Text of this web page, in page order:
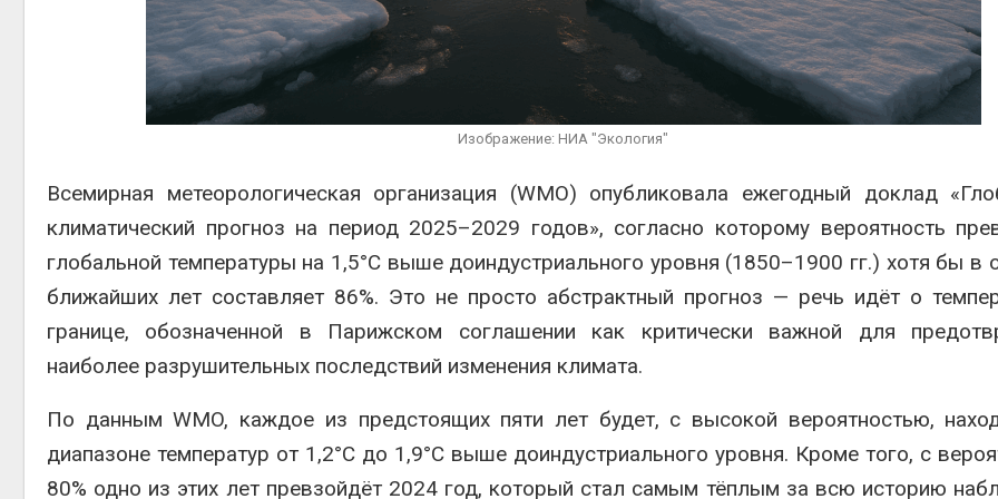
Изображение: НИА "Экология"
Всемирная метеорологическая организация (WMO) опубликовала ежегодный доклад
климатический прогноз на период 2025–2029 годов», согласно которому вероятность
глобальной температуры на 1,5°C выше доиндустриального уровня (1850–1900 гг.) хотя бы в
ближайших лет составляет 86%. Это не просто абстрактный прогноз — речь идёт о
границе, обозначенной в Парижском соглашении как критически важной для
наиболее разрушительных последствий изменения климата.
По данным WMO, каждое из предстоящих пяти лет будет, с высокой вероятностью,
диапазоне температур от 1,2°C до 1,9°C выше доиндустриального уровня. Кроме того, с
80% одно из этих лет превзойдёт 2024 год, который стал самым тёплым за всю историю
Дождевая вода с крыш
может помочь городам
переживать жару
Авг 7, 2026
контейнерных площадок
Авг 7, 2026
спроса со стороны ИИ
Авг 7, 2026
Приток воды в
водохранилища Волги и
превысить норму почти в
Авг 7, 2026